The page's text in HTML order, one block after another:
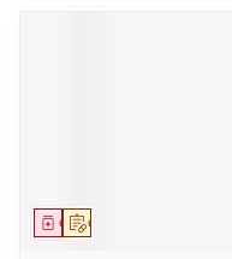
Op voorschrift
Geneesmiddel